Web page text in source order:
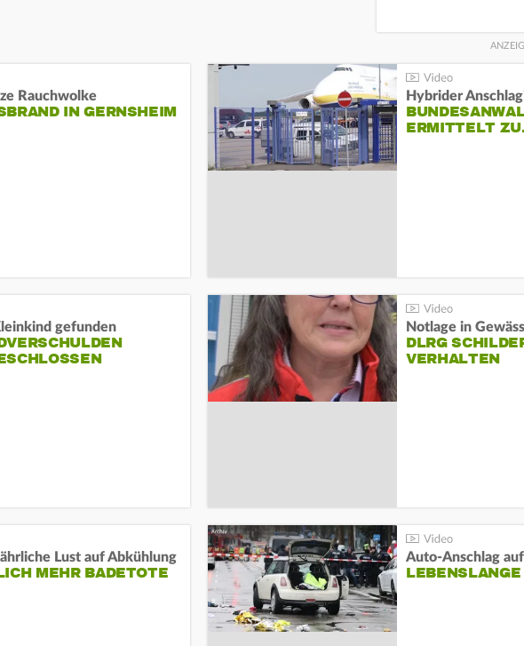
Rauchwolke
IN GERNSHEIM
Hybrider
ERMITTELT
gefunden Notlage in
DLRG
VERHALTEN
Lust auf Abkühlung
MEHR BADETOTE